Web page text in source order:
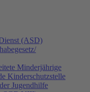
(ASD)
Minderjährige
Kinderschutzstelle
Jugendhilfe